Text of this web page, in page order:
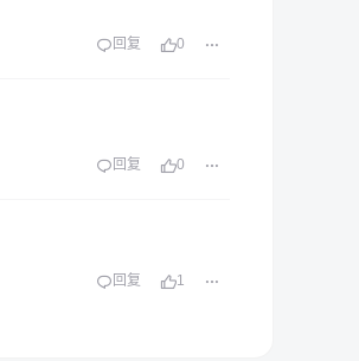
回复 0
回复 0
回复 1